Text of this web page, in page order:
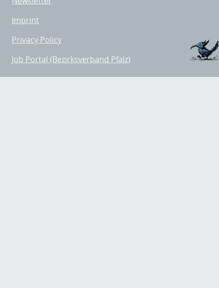
Imprint
Privacy Policy
Job Portal (Bezirksverband Pfalz)